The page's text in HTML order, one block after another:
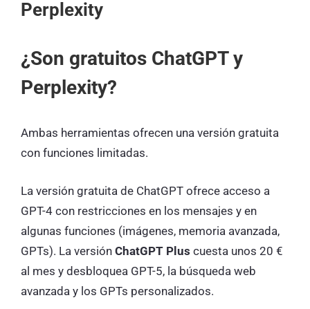
Perplexity
¿Son gratuitos ChatGPT y
Perplexity?
Ambas herramientas ofrecen una versión gratuita
con funciones limitadas.
La versión gratuita de ChatGPT ofrece acceso a
GPT-4 con restricciones en los mensajes y en
algunas funciones (imágenes, memoria avanzada,
GPTs). La versión ChatGPT Plus cuesta unos 20 €
al mes y desbloquea GPT-5, la búsqueda web
avanzada y los GPTs personalizados.